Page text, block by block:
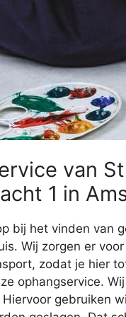
van
1 in
bij het vinden van
Wij zorgen er
zodat je hier
ophangservice.
gebruiken